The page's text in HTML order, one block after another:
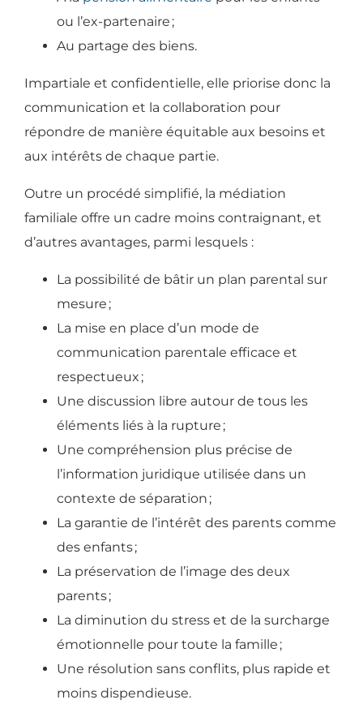
ou l’ex-partenaire ;
Au partage des biens.
Impartiale et confidentielle, elle priorise donc la
communication et la collaboration pour
répondre de manière équitable aux besoins et
aux intérêts de chaque partie.
Outre un procédé simplifié, la médiation
familiale offre un cadre moins contraignant, et
d’autres avantages, parmi lesquels :
La possibilité de bâtir un plan parental sur
mesure ;
La mise en place d’un mode de
communication parentale efficace et
respectueux ;
Une discussion libre autour de tous les
éléments liés à la rupture ;
Une compréhension plus précise de
l’information juridique utilisée dans un
contexte de séparation ;
La garantie de l’intérêt des parents comme
des enfants;
La préservation de l’image des deux
parents;
La diminution du stress et de la surcharge
émotionnelle pour toute la famille ;
Une résolution sans conflits, plus rapide et
moins dispendieuse.